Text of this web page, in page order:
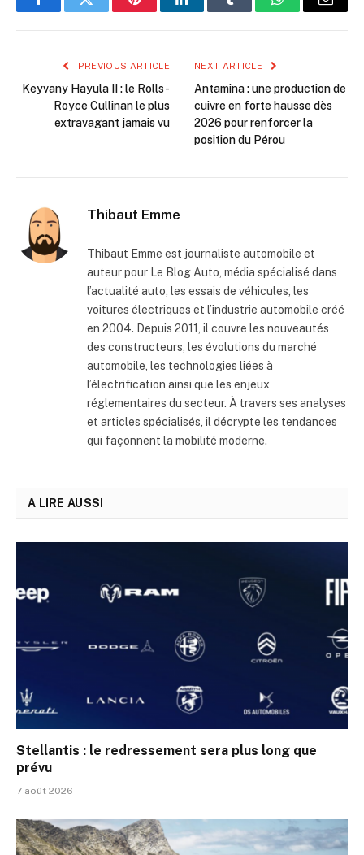
FacebookTwitter PinterestLinkedInTumblr WhatsAppEmail
PREVIOUS ARTICLE
Keyvany Hayula II : le Rolls-
Royce Cullinan le plus
extravagant jamais vu
NEXT ARTICLE
Antamina : une production de
cuivre en forte hausse dès
2026 pour renforcer la
position du Pérou
Thibaut Emme
Thibaut Emme est journaliste automobile et
auteur pour Le Blog Auto, média spécialisé dans
l’actualité auto, les essais de véhicules, les
voitures électriques et l’industrie automobile créé
en 2004. Depuis 2011, il couvre les nouveautés
des constructeurs, les évolutions du marché
automobile, les technologies liées à
l’électrification ainsi que les enjeux
réglementaires du secteur. À travers ses analyses
et articles spécialisés, il décrypte les tendances
qui façonnent la mobilité moderne.
A LIRE AUSSI
Stellantis : le redressement sera plus long que
prévu
7 août 2026